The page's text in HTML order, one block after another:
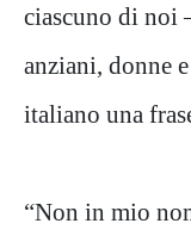
ciascuno di noi
anziani, donne
italiano una
“Non in mio